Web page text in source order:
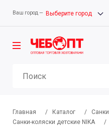
Ваш город — Выберите город
Главная / Каталог / Санки
Санки-коляски детские NIKA
/